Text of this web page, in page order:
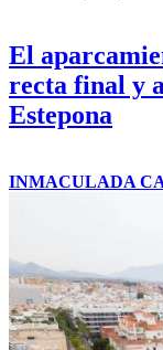
El
recta final y
Estepona
INMACULADA